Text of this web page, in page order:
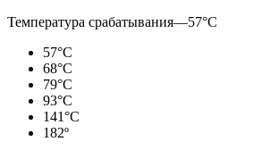
Температура срабатывания—57°С
57°С
68°С
79°С
93°С
141°С
182º